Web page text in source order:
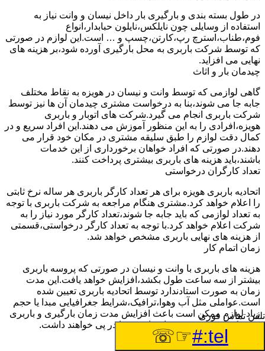
در طول بسته بندی و بارگیری بار داخل نیسان و وانت نیاز به
استفاده از وسایلی چون نایلکس،نایلون حبابدار،انواع
فوم،طناب،استرچ رپ،کارتن،چسپ و … است.این لوازم در صورتی
که توسط شرکت باربری به محل بارگیری آورده شود،بر هزینه های
نهایی می افزاید.
چیدمان بار و اثاث
گاهی لوازمی که توسط وانت و نیسان در هویزه به نقاط مختلف
جابه جا می شوند،بنا به درخواست مشتری چیدمان آن ها نیز توسط
شرکت باربری انجام می گیرد.شرکت های اتوبار و باربری
هویزه،افرادی را به این منظور آموزش می دهند.این افراد سریع و در
کمال دقت لوازم را طبق سلیقه مشتری در مکان خود قرار می
دهند.در صورتی که افراد خواهان برخورداری از این خدمات
باشند،باید هزینه های باربری بیشتری پرداخت کنند.
تعداد کارگران درخواستی
اتحادیه باربری هویزه برای هر تعداد کارگر باربری هر ساله نرخ ثابتی
را اعلام خواهد کرد.مشتری هنگام مراجعه به شرکت باربری با توجه
به تعداد لوازمی که باید جابه جا شوند،تعداد کارگر مورد نیاز را به
شرکت اعلام خواهد کرد.با توجه به تعداد کارگر درخواستی،قسمتی
از هزینه های نهایی باربری مشخص خواهد شد.
زمان اتمام کار
هزینه های باربری با وانت و نیسان در صورتی که پروسه باربری
بیشتر از سه ساعت طول بکشد،افزایش خواهد یافت.این مدت
زمان به صورت استادندارد توسط اتحادیه باربری تعیین شده
است.عواملی مثل آب وهوا،ترافیک،شرایط جغرافیایی مبدا یا حجم
زیاد لوازم ممکن است باعث افزایش مدت زمان بارگیری و باربری
شوند که افزایش هزینه های باربری را در پی خواهند داشت.
تعداد طبقات ساختمان مبدا و مقصد
تلفن تماس فوری
tel:#
☞☏